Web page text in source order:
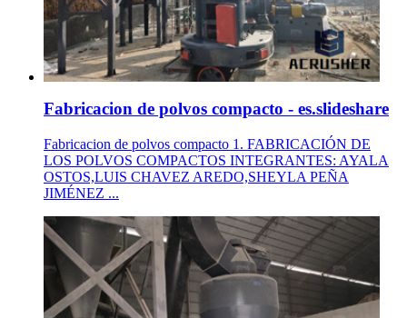
Fabricacion de polvos compacto - es.slideshare
Fabricacion de polvos compacto 1. FABRICACIÓN DE
LOS POLVOS COMPACTOS INTEGRANTES: AYALA
OSTOS,LUIS CHAVEZ AREDO,SHEYLA PEÑA
JIMÉNEZ ...